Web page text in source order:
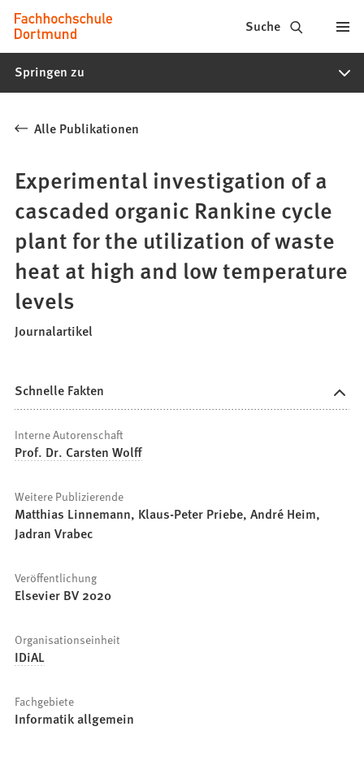
Inhalt anspringen
Fachhochschule
Dortmund
-
Studiengänge,
Bewerbung
Suche
Springen zu
Alle Publikationen
Experimental investigation of a
cascaded organic Rankine cycle
plant for the utilization of waste
heat at high and low temperature
levels
Journalartikel
Schnelle Fakten
Interne Autorenschaft
Prof. Dr. Carsten Wolff
Weitere Publizierende
Matthias Linnemann, Klaus-Peter Priebe, André Heim,
Jadran Vrabec
Veröffentlichung
Elsevier BV 2020
Organisationseinheit
IDiAL
Fachgebiete
Informatik allgemein